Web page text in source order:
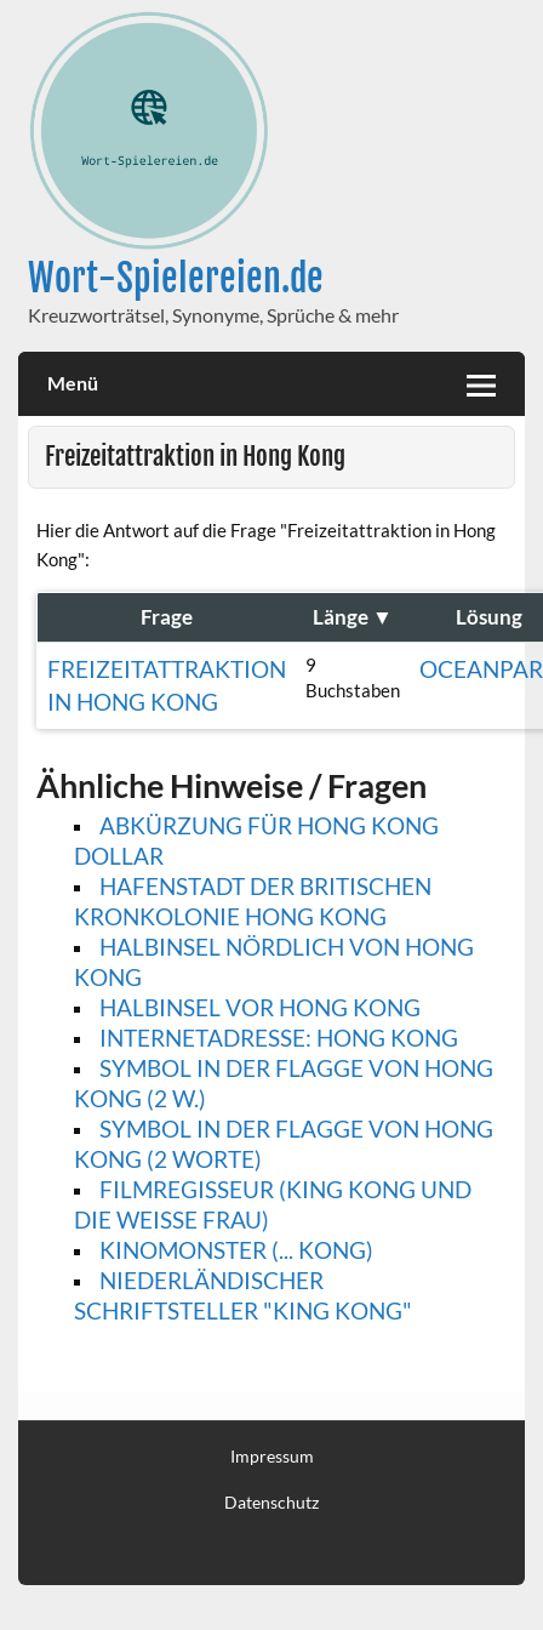
Wort-Spielereien.de
Kreuzworträtsel, Synonyme, Sprüche & mehr
Menü
Freizeitattraktion in Hong Kong
Hier die Antwort auf die Frage "Freizeitattraktion in Hong
Kong":
Frage Länge ▼ Lösung
FREIZEITATTRAKTION
IN HONG KONG
9
Buchstaben
Ähnliche Hinweise / Fragen
ABKÜRZUNG FÜR HONG KONG
DOLLAR
HAFENSTADT DER BRITISCHEN
KRONKOLONIE HONG KONG
HALBINSEL NÖRDLICH VON HONG
KONG
HALBINSEL VOR HONG KONG
INTERNETADRESSE: HONG KONG
SYMBOL IN DER FLAGGE VON HONG
KONG (2 W.)
SYMBOL IN DER FLAGGE VON HONG
KONG (2 WORTE)
FILMREGISSEUR (KING KONG UND
DIE WEISSE FRAU)
KINOMONSTER (... KONG)
NIEDERLÄNDISCHER
SCHRIFTSTELLER "KING KONG"
Impressum
Datenschutz